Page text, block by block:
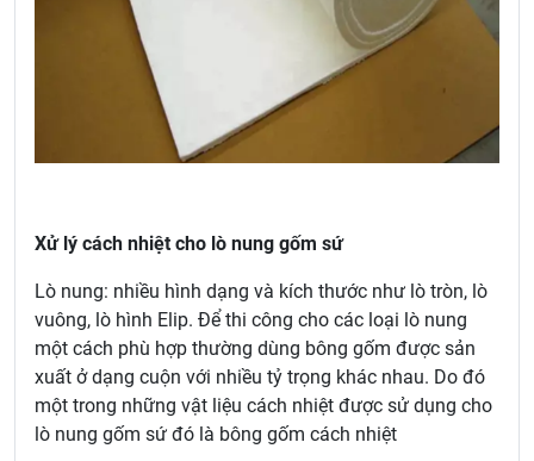
Xử lý cách nhiệt cho lò nung gốm sứ
Lò nung: nhiều hình dạng và kích thước như lò tròn, lò
vuông, lò hình Elip. Để thi công cho các loại lò nung
một cách phù hợp thường dùng bông gốm được sản
xuất ở dạng cuộn với nhiều tỷ trọng khác nhau. Do đó
một trong những vật liệu cách nhiệt được sử dụng cho
lò nung gốm sứ đó là bông gốm cách nhiệt